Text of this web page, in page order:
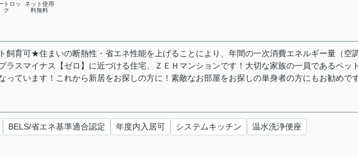
トロッ
ク
ネット使用
料無料
飼育可★住まいの断熱性・省エネ性能を上げることにより、年間の一次消費エネルギー量（空
ラスマイナス【ゼロ】に近づける住宅、ＺＥＨマンションです！大切な家族の一員であるペッ
っています！これから新居をお探しの方に！素敵なお部屋をお探しの単身者の方にもお勧めで
BELS/省エネ基準適合認定 年度内入居可 システムキッチン 温水洗浄便座